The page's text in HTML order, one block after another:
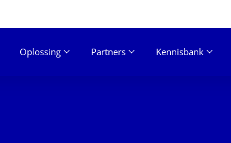
Oplossing Partners Kennisbank